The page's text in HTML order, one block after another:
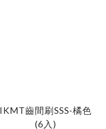
IKMT齒間刷SSS-橘色
(6入)